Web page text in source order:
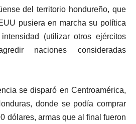
del territorio hondureño, que
pusiera en marcha su política
(utilizar otros ejércitos
naciones consideradas
se disparó en Centroamérica,
donde se podía comprar
dólares, armas que al final fueron